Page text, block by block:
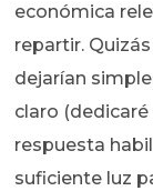
económica
repartir.
dejarían
claro
respuesta
suficiente luz